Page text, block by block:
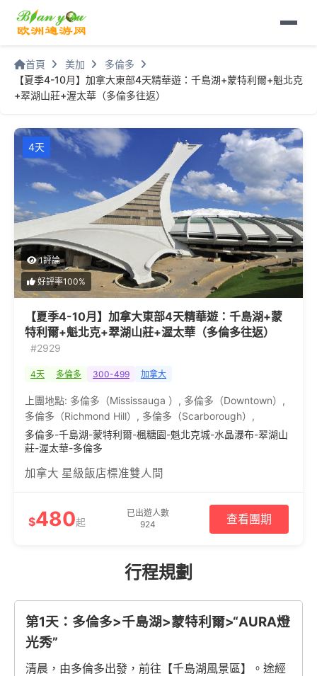
首頁 美加
多倫多
【夏季4-10月】加拿大東部4天精華遊：千島湖+蒙特利爾+魁北克
+翠湖山莊+渥太華（多倫多往返）
4天
1評論
好評率100%
【夏季4-10月】加拿大東部4天精華遊：千島湖+蒙
特利爾+魁北克+翠湖山莊+渥太華（多倫多往返）
#2929
4天 多倫多 300-499 加拿大
上團地點: 多倫多（Mississauga ） , 多倫多（Downtown） ,
多倫多（Richmond Hill） , 多倫多（Scarborough） ,
多倫多-千島湖-蒙特利爾-楓糖園-魁北克城-水晶瀑布-翠湖山
莊-渥太華-多倫多
加拿大 星級飯店標准雙人間
$480起
已出遊人數
924
查看團期
行程規劃
第1天：多倫多>千島湖>蒙特利爾>“AURA燈
光秀”
清晨，由多倫多出發，前往【千島湖風景區】。途經